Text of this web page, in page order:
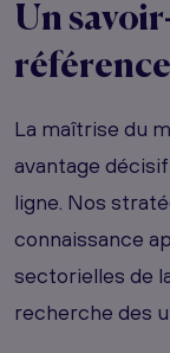
Un
La maîtrise du
avantage
ligne. Nos
connaissance
sectorielles de
recherche des